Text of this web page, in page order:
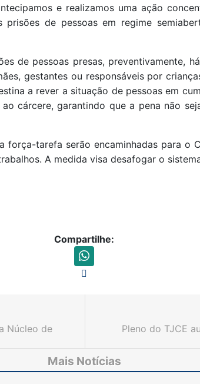
e realizamos uma ação
prisões de pessoas em regime
de pessoas presas, preventivamente,
gestantes ou responsáveis por
a rever a situação de pessoas em
cárcere, garantindo que a pena não
força-tarefa serão encaminhadas para o
A medida visa desafogar o
Compartilhe:
Núcleo de
serviços do
Pleno do TJCE
Mais Notícias